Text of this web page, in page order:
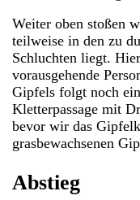
Weiter oben stoßen
teilweise in den zu
Schluchten liegt.
vorausgehende
Gipfels folgt noch
Kletterpassage mit
bevor wir das
grasbewachsenen
Abstieg